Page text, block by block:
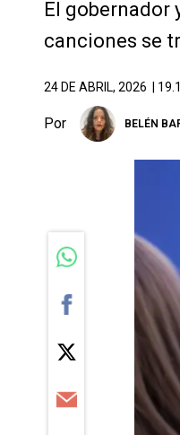
El gobernador
canciones se
24 DE ABRIL, 2026 |
Por BELÉN